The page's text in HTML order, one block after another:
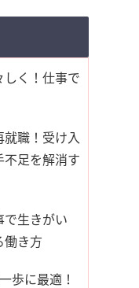
く！仕事で
就職！受け入
足を解消す
で生きがい
働き方
歩に最適！